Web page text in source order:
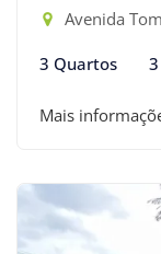
Avenida
3 Quartos
Mais